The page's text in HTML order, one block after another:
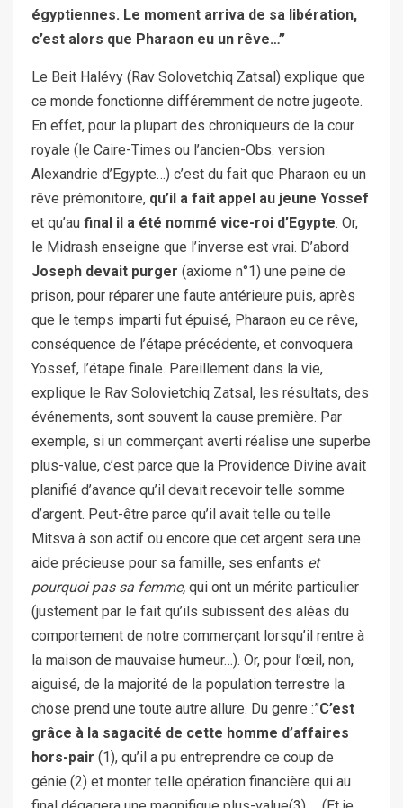
égyptiennes. Le moment arriva de sa libération,
c’est alors que Pharaon eu un rêve…”
Le Beit Halévy (Rav Solovetchiq Zatsal) explique que
ce monde fonctionne différemment de notre jugeote.
En effet, pour la plupart des chroniqueurs de la cour
royale (le Caire-Times ou l’ancien-Obs. version
Alexandrie d’Egypte…) c’est du fait que Pharaon eu un
rêve prémonitoire, qu’il a fait appel au jeune Yossef
et qu’au final il a été nommé vice-roi d’Egypte. Or,
le Midrash enseigne que l’inverse est vrai. D’abord
Joseph devait purger (axiome n°1) une peine de
prison, pour réparer une faute antérieure puis, après
que le temps imparti fut épuisé, Pharaon eu ce rêve,
conséquence de l’étape précédente, et convoquera
Yossef, l’étape finale. Pareillement dans la vie,
explique le Rav Solovietchiq Zatsal, les résultats, des
événements, sont souvent la cause première. Par
exemple, si un commerçant averti réalise une superbe
plus-value, c’est parce que la Providence Divine avait
planifié d’avance qu’il devait recevoir telle somme
d’argent. Peut-être parce qu’il avait telle ou telle
Mitsva à son actif ou encore que cet argent sera une
aide précieuse pour sa famille, ses enfants et
pourquoi pas sa femme, qui ont un mérite particulier
(justement par le fait qu’ils subissent des aléas du
comportement de notre commerçant lorsqu’il rentre à
la maison de mauvaise humeur…). Or, pour l’œil, non,
aiguisé, de la majorité de la population terrestre la
chose prend une toute autre allure. Du genre :”C’est
grâce à la sagacité de cette homme d’affaires
hors-pair (1), qu’il a pu entreprendre ce coup de
génie (2) et monter telle opération financière qui au